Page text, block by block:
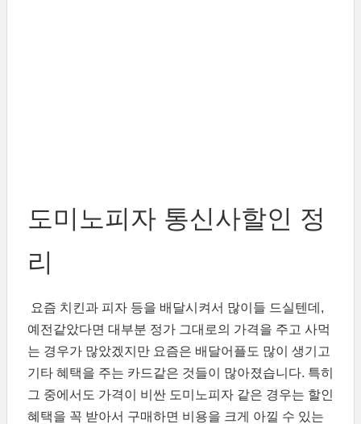
도미노피자 통신사할인 정
리
요즘 치킨과 피자 등을 배달시켜서 많이들 드실텐데,
예전같았다면 대부분 정가 그대로의 가격을 주고 사먹
는 경우가 많았겠지만 요즘은 배달어플도 많이 생기고
기타 혜택을 주는 카드같은 것들이 많아졌습니다. 특히
그 중에서도 가격이 비싼 도미노피자 같은 경우는 할인
혜택을 꼭 받아서 구매하면 비용을 크게 아낄 수 있는